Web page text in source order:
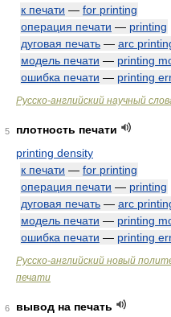
к печати — for printing
операция печати — printing
дуговая печать — arc
модель печати — printing
ошибка печати — printing
Русско-английский научный
5
плотность печати
printing density
к печати — for printing
операция печати — printing
дуговая печать — arc
модель печати — printing
ошибка печати — printing
Русско-английский новый
печати
6
вывод на печать